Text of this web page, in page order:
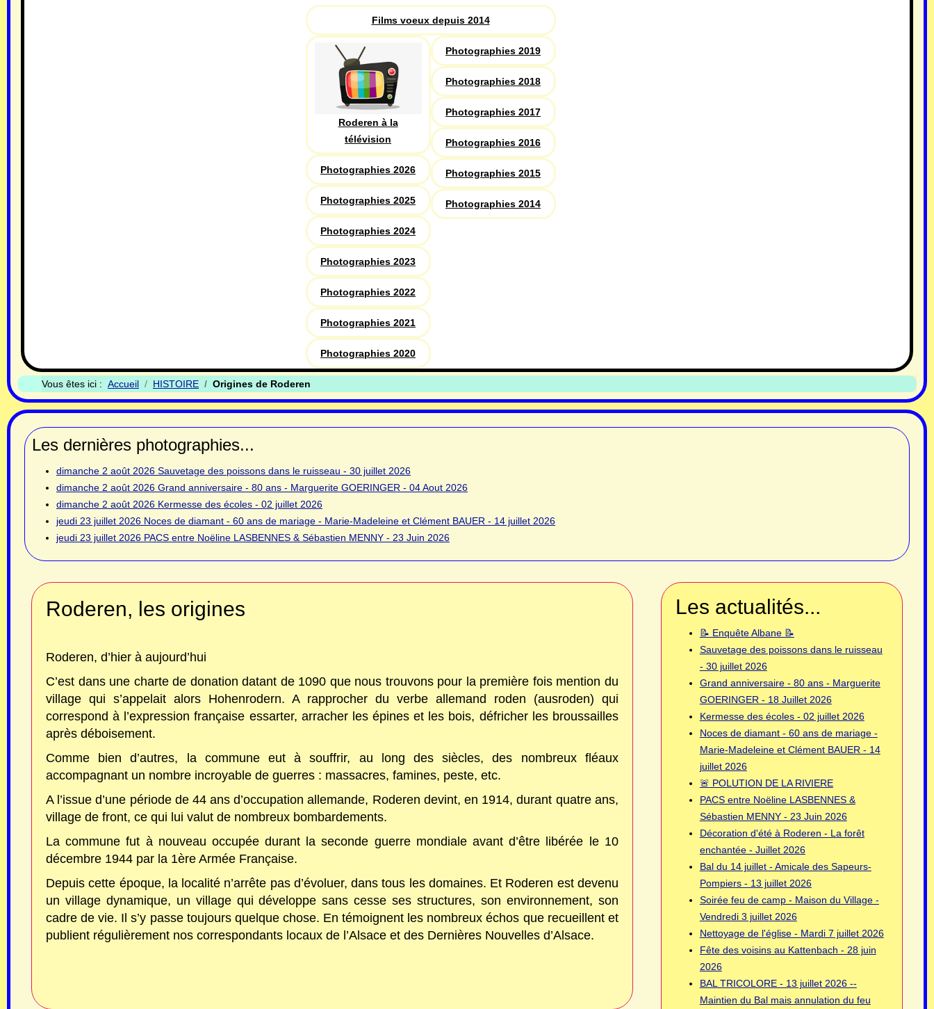
Films voeux depuis 2014
Roderen à la
télévision
Photographies 2026
Photographies 2025
Photographies 2024
Photographies 2023
Photographies 2022
Photographies 2021
Photographies 2020
Photographies 2019
Photographies 2018
Photographies 2017
Photographies 2016
Photographies 2015
Photographies 2014
Vous êtes ici : Accueil HISTOIRE Origines de Roderen
Les dernières photographies...
dimanche 2 août 2026 Sauvetage des poissons dans le ruisseau - 30 juillet 2026
dimanche 2 août 2026 Grand anniversaire - 80 ans - Marguerite GOERINGER - 04 Aout 2026
dimanche 2 août 2026 Kermesse des écoles - 02 juillet 2026
jeudi 23 juillet 2026 Noces de diamant - 60 ans de mariage - Marie-Madeleine et Clément BAUER - 14 juillet 2026
jeudi 23 juillet 2026 PACS entre Noëline LASBENNES & Sébastien MENNY - 23 Juin 2026
Roderen, les origines
Roderen, d’hier à aujourd’hui
C’est dans une charte de donation datant de 1090 que nous trouvons pour la première fois mention du
village qui s’appelait alors Hohenrodern. A rapprocher du verbe allemand roden (ausroden) qui
correspond à l’expression française essarter, arracher les épines et les bois, défricher les broussailles
après déboisement.
Comme bien d’autres, la commune eut à souffrir, au long des siècles, des nombreux fléaux
accompagnant un nombre incroyable de guerres : massacres, famines, peste, etc.
A l’issue d’une période de 44 ans d’occupation allemande, Roderen devint, en 1914, durant quatre ans,
village de front, ce qui lui valut de nombreux bombardements.
La commune fut à nouveau occupée durant la seconde guerre mondiale avant d’être libérée le 10
décembre 1944 par la 1ère Armée Française.
Depuis cette époque, la localité n’arrête pas d’évoluer, dans tous les domaines. Et Roderen est devenu
un village dynamique, un village qui développe sans cesse ses structures, son environnement, son
cadre de vie. Il s’y passe toujours quelque chose. En témoignent les nombreux échos que recueillent et
publient régulièrement nos correspondants locaux de l’Alsace et des Dernières Nouvelles d’Alsace.
Les actualités...
📝 Enquête Albane 📝
Sauvetage des poissons dans le ruisseau
- 30 juillet 2026
Grand anniversaire - 80 ans - Marguerite
GOERINGER - 18 Juillet 2026
Kermesse des écoles - 02 juillet 2026
Noces de diamant - 60 ans de mariage -
Marie-Madeleine et Clément BAUER - 14
juillet 2026
🚨 POLUTION DE LA RIVIERE
PACS entre Noëline LASBENNES &
Sébastien MENNY - 23 Juin 2026
Décoration d'été à Roderen - La forêt
enchantée - Juillet 2026
Bal du 14 juillet - Amicale des Sapeurs-
Pompiers - 13 juillet 2026
Soirée feu de camp - Maison du Village -
Vendredi 3 juillet 2026
Nettoyage de l'église - Mardi 7 juillet 2026
Fête des voisins au Kattenbach - 28 juin
2026
BAL TRICOLORE - 13 juillet 2026 --
Maintien du Bal mais annulation du feu